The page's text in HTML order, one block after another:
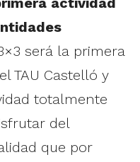
será la primera
TAU Castelló y
totalmente
del
que por